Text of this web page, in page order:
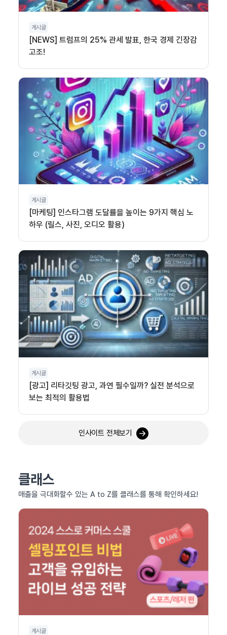
게시글
[NEWS] 트럼프의 25% 관세 발표, 한국 경제 긴장감
고조!
게시글
[마케팅] 인스타그램 도달률을 높이는 9가지 핵심 노
하우 (릴스, 사진, 오디오 활용)
게시글
[광고] 리타깃팅 광고, 과연 필수일까? 실전 분석으로
보는 최적의 활용법
인사이트 전체보기
클래스
매출을 극대화할수 있는 A to Z를 클래스를 통해 확인하세요!
게시글